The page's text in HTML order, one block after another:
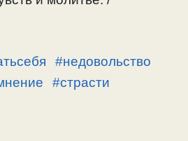
#недовольство
#страсти